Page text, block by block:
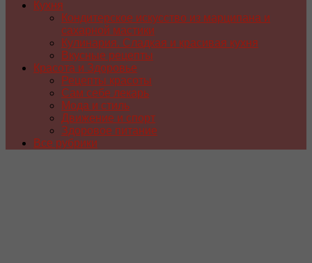
Кухня
Кондитерское искусство из марципана и
сахарной мастики
Кулинария. Сладкая и красивая кухня
Вкусные рецепты
Красота и Здоровье
Рецепты красоты
Сам себе лекарь
Мода и стиль
Движение и спорт
Здоровое питание
Все рубрики